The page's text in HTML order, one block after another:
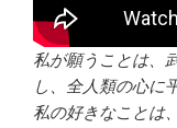
私が願うことは、
し、全人類の心に
私の好きなことは